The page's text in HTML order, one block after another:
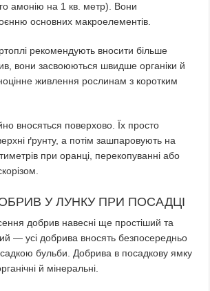
амонію на 1 кв. метр). Вони
основних макроелементів.
рекомендують вносити більше
вони засвоюються швидше органіки й
живлення рослинам з коротким
вносяться поверхово. Їх просто
ґрунту, а потім зашпаровують на
при оранці, перекопуванні або
У ЛУНКУ ПРИ ПОСАДЦІ
добрив навесні ще простіший та
— усі добрива вносять безпосередньо
бульби. Добрива в посадкову ямку
й мінеральні.